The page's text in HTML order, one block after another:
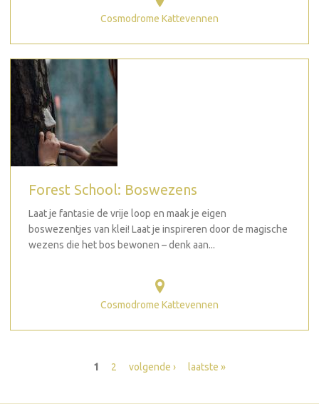
Cosmodrome Kattevennen
Forest School: Boswezens
Laat je fantasie de vrije loop en maak je eigen
boswezentjes van klei! Laat je inspireren door de magische
wezens die het bos bewonen – denk aan...
Cosmodrome Kattevennen
1 2 volgende › laatste »